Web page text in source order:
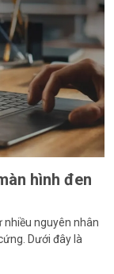
hình đen
nhiều nguyên nhân
Dưới đây là